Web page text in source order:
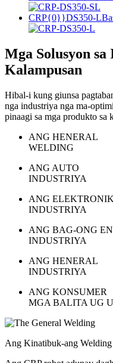
CRP{0}}DS350-L
Mga Solusyon
Kalampusan
Hibal-i kung giunsa
nga industriya nga ma-
pinaagi sa mga produkto sa
ANG HENERAL
WELDING
ANG AUTO
INDUSTRIYA
ANG
INDUSTRIYA
ANG BAG-ONG
INDUSTRIYA
ANG HENERAL
INDUSTRIYA
ANG KONSUMER
MGA BALITA UG
Ang Kinatibuk-ang Welding